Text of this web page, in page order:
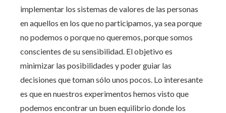
implementar los sistemas de valores de las personas
en aquellos en los que no participamos, ya sea porque
no podemos o porque no queremos, porque somos
conscientes de su sensibilidad. El objetivo es
minimizar las posibilidades y poder guiar las
decisiones que toman sólo unos pocos. Lo interesante
es que en nuestros experimentos hemos visto que
podemos encontrar un buen equilibrio donde los